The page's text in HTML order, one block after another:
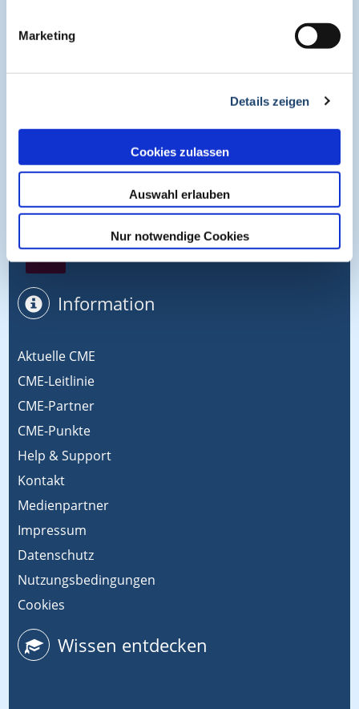
Marketing
Details zeigen
Cookies zulassen
Auswahl erlauben
Nur notwendige Cookies
Symposium One Health
Symposium Asthma und Allergien
Gemeinsam gegen ADIPOSITAS
Information
Aktuelle CME
CME-Leitlinie
CME-Partner
CME-Punkte
Help & Support
Kontakt
Medienpartner
Impressum
Datenschutz
Nutzungsbedingungen
Cookies
Wissen entdecken